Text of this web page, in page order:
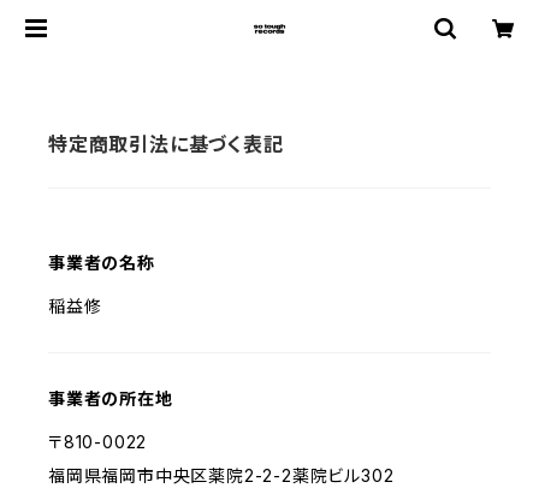
特定商取引法に基づく表記
事業者の名称
稲益修
事業者の所在地
〒810-0022
福岡県福岡市中央区薬院2-2-2薬院ビル302